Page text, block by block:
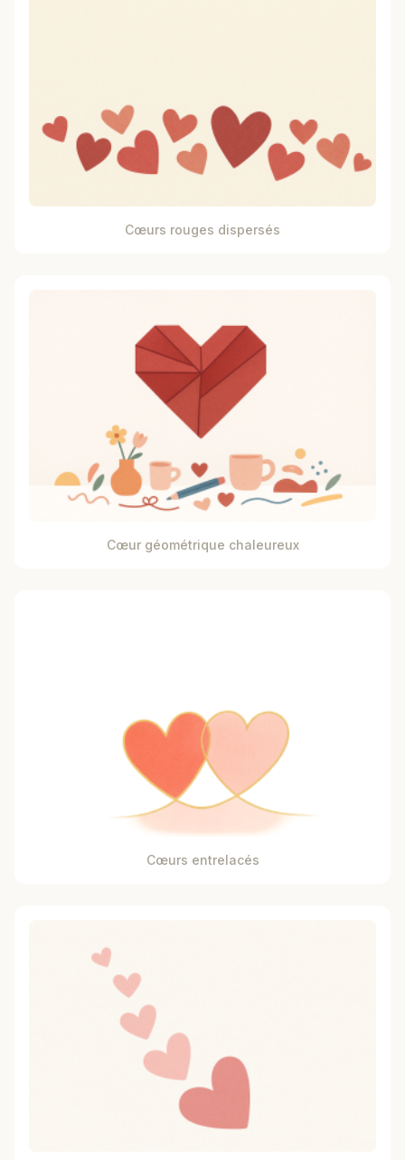
Cœurs rouges dispersés
Cœur géométrique chaleureux
Cœurs entrelacés